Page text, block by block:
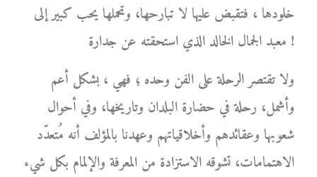
خلودها ، فتقبض عليها لا تبارحها، وتحملها يحب كبير إلى
معبد الجمال الخالد الذي استحقته عن جدارة !
ولا تقتصر الرحلة على الفن وحده ؛ فهي ، بشكل أعم
وأشمل، رحلة في حضارة البلدان وتاريخها، وفي أحوال
شعوبها وعقائدهم وأخلاقياتهم وعهدنا بالمؤلف أنه مُتعدّد
الاهتمامات، تشوقه الاستزادة من المعرفة والإلمام بكل شيء